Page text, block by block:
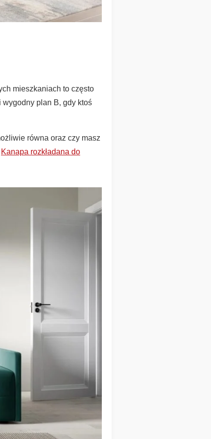
mieszkaniach to często
wygodny plan B, gdy ktoś
równa oraz czy masz
Kanapa rozkładana do